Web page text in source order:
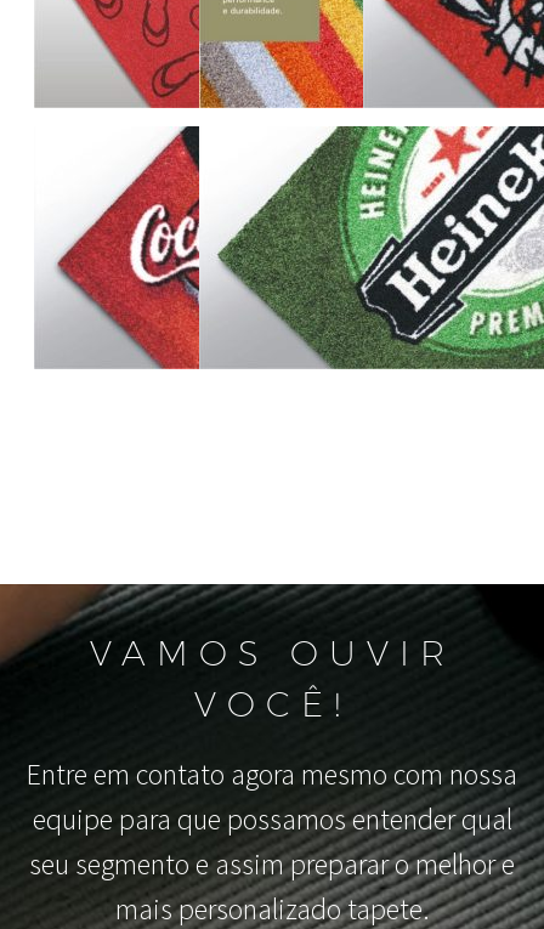
VAMOS OUVIR
VOCÊ!
Entre em contato agora mesmo com nossa
equipe para que possamos entender qual
seu segmento e assim preparar o melhor e
mais personalizado tapete.